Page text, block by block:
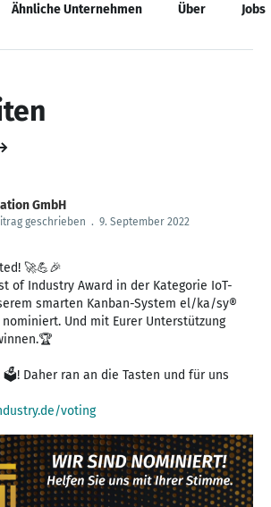
Ähnliche Unternehmen Über Jobs
GmbH
geschrieben . 9. September 2022
🚀💪🎉
of Industry Award in der Kategorie IoT-
smarten Kanban-System el/ka/sy®
Und mit Eurer Unterstützung
🗳! Daher ran an die Tasten und für uns
voting